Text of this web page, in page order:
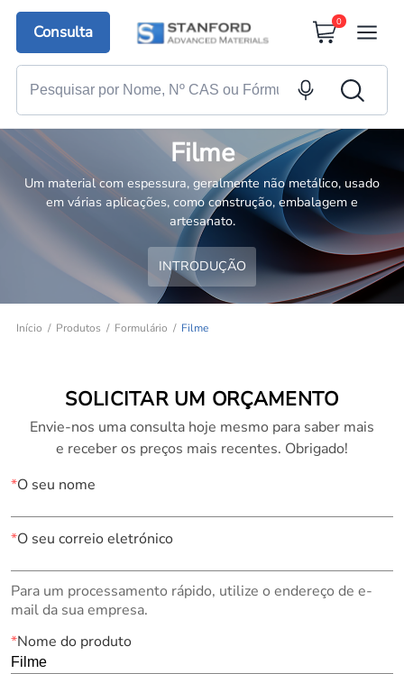
Consulta
0
Filme
Um material com espessura, geralmente não metálico, usado
em várias aplicações, como construção, embalagem e
artesanato.
INTRODUÇÃO
Início Produtos Formulário Filme
SOLICITAR UM ORÇAMENTO
Envie-nos uma consulta hoje mesmo para saber mais
e receber os preços mais recentes. Obrigado!
*O seu nome
*O seu correio eletrónico
Para um processamento rápido, utilize o endereço de e-
mail da sua empresa.
*Nome do produto